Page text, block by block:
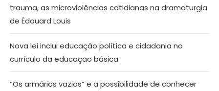
trauma, as microviolências cotidianas na dramaturgia
de Édouard Louis
Nova lei inclui educação política e cidadania no
currículo da educação básica
“Os armários vazios” e a possibilidade de conhecer